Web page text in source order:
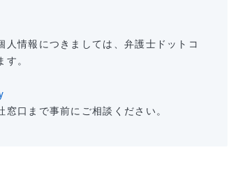
情報につきましては、弁護士ドットコ
。
口まで事前にご相談ください。